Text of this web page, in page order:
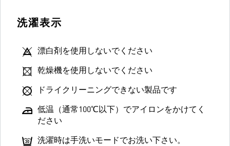
洗濯表示
漂白剤を使用しないでください
乾燥機を使用しないでください
ドライクリーニングできない製品です
低温（通常100℃以下）でアイロンをかけてく
ださい
洗濯時は手洗いモードでお洗い下さい。